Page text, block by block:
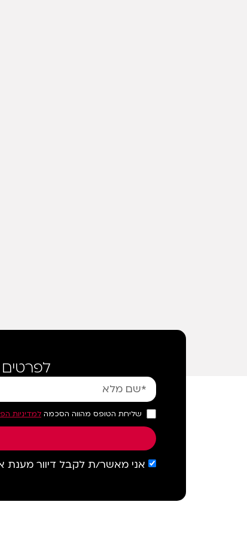
אני מאשר/ת לקבל דיוור מענת
שליחת הטופס מהווה הסכמה למדיניות